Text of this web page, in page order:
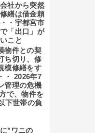
社から突然
繕は借金頼
・宇都宮市
「出口」が
こと
物件との契
ち切り、修
模修繕をす
・ 2026年7
管理の危機
で、物件を
下世帯の負
"ワニの